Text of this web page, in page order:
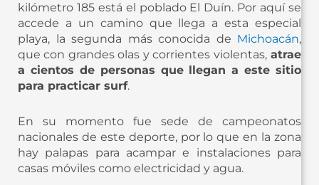
kilómetro 185 está el poblado El Duín. Por aquí se
accede a un camino que llega a esta especial
playa, la segunda más conocida de Michoacán,
que con grandes olas y corrientes violentas,atrae
a cientos de personas que llegan a este sitio
para practicar surf.
En su momento fue sede de campeonatos
nacionales de este deporte, por lo que en la zona
hay palapas para acampar e instalaciones para
casas móviles como electricidad y agua.